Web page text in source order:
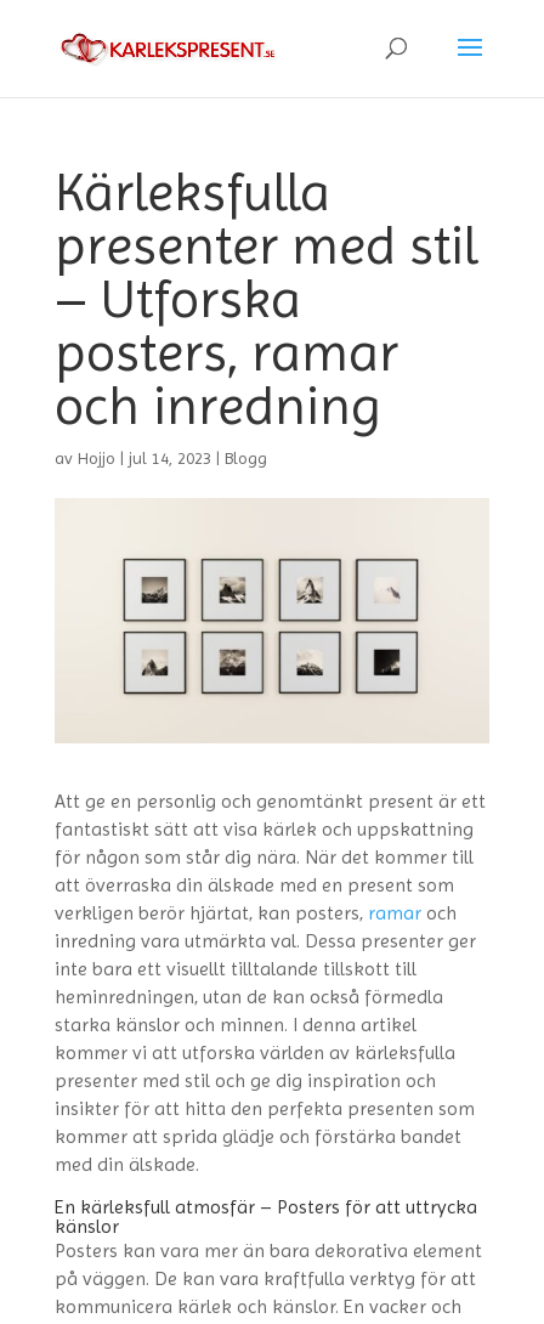
Kärleksfulla
presenter med stil
– Utforska
posters, ramar
och inredning
av Hojjo | jul 14, 2023 | Blogg
Att ge en personlig och genomtänkt present är ett
fantastiskt sätt att visa kärlek och uppskattning
för någon som står dig nära. När det kommer till
att överraska din älskade med en present som
verkligen berör hjärtat, kan posters, ramaroch
inredning vara utmärkta val. Dessa presenter ger
inte bara ett visuellt tilltalande tillskott till
heminredningen, utan de kan också förmedla
starka känslor och minnen. I denna artikel
kommer vi att utforska världen av kärleksfulla
presenter med stil och ge dig inspiration och
insikter för att hitta den perfekta presenten som
kommer att sprida glädje och förstärka bandet
med din älskade.
En kärleksfull atmosfär – Posters för att uttrycka
känslor
Posters kan vara mer än bara dekorativa element
på väggen. De kan vara kraftfulla verktyg för att
kommunicera kärlek och känslor. En vacker och